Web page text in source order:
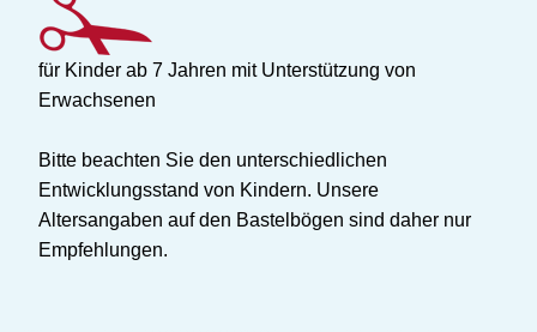
für Kinder ab 7 Jahren mit Unterstützung von
Erwachsenen
Bitte beachten Sie den unterschiedlichen
Entwicklungsstand von Kindern. Unsere
Altersangaben auf den Bastelbögen sind daher nur
Empfehlungen.